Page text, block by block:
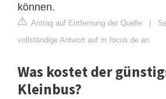
können.
Antrag auf Entfernung der Quelle |
vollständige Antwort auf m.focus.de an
Was kostet der
Kleinbus?